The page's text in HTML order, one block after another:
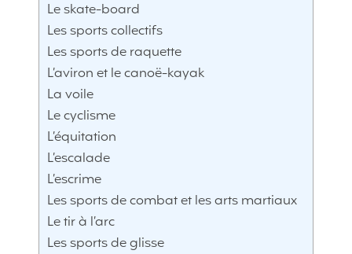
Le skate-board
Les sports collectifs
Les sports de raquette
L’aviron et le canoë-kayak
La voile
Le cyclisme
L’équitation
L’escalade
L’escrime
Les sports de combat et les arts martiaux
Le tir à l’arc
Les sports de glisse